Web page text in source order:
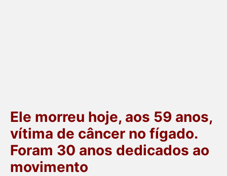
Ele morreu hoje, aos 59 anos,
vítima de câncer no fígado.
Foram 30 anos dedicados ao
movimento